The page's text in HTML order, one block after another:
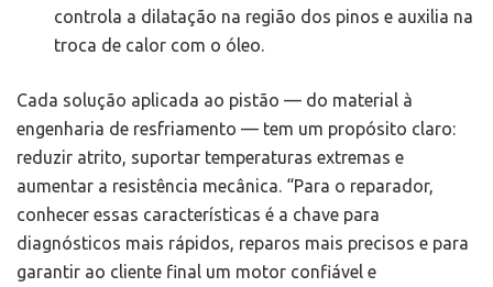
controla a dilatação na região dos pinos e auxilia na
troca de calor com o óleo.
Cada solução aplicada ao pistão — do material à
engenharia de resfriamento — tem um propósito claro:
reduzir atrito, suportar temperaturas extremas e
aumentar a resistência mecânica. “Para o reparador,
conhecer essas características é a chave para
diagnósticos mais rápidos, reparos mais precisos e para
garantir ao cliente final um motor confiável e